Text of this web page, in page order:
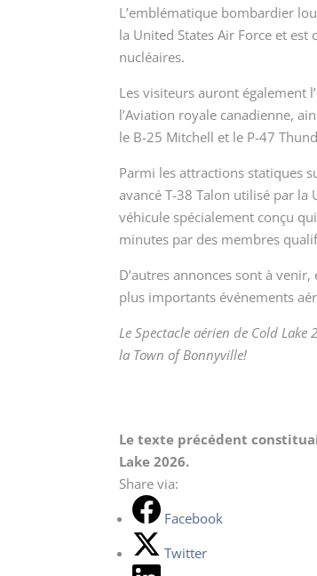
L’emblématique bombardier
la United States Air Force et
nucléaires.
Les visiteurs auront également
l’Aviation royale canadienne,
le B-25 Mitchell et le P-47
Parmi les attractions statiques
avancé T-38 Talon utilisé par la
véhicule spécialement conçu
minutes par des membres
D’autres annonces sont à
plus importants événements
Le Spectacle aérien de Cold
la Town of Bonnyville!
Le texte précédent
Lake 2026.
Share via:
Facebook
Twitter